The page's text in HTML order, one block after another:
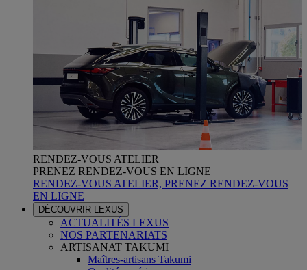
RENDEZ-VOUS ATELIER
PRENEZ RENDEZ-VOUS EN LIGNE
RENDEZ-VOUS ATELIER, PRENEZ RENDEZ-VOUS
EN LIGNE
DÉCOUVRIR LEXUS
ACTUALITÉS LEXUS
NOS PARTENARIATS
ARTISANAT TAKUMI
Maîtres-artisans Takumi